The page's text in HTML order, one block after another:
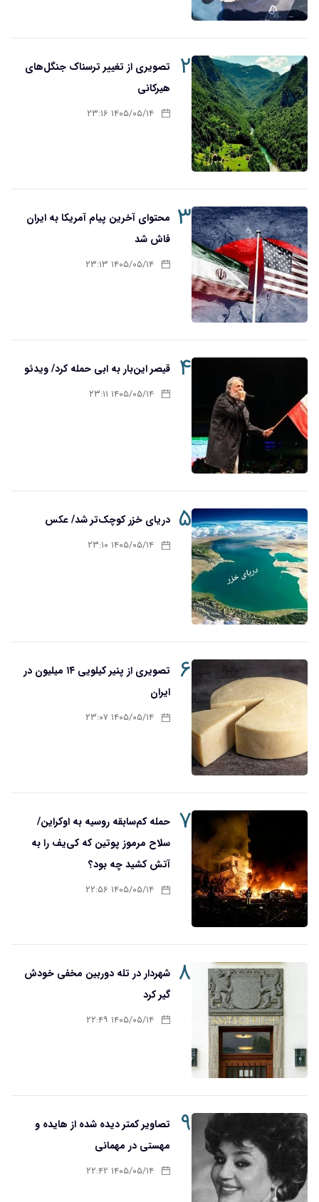
۲
تصویری از تغییر ترسناک جنگل‌های
هیرکانی
۱۴۰۵/۰۵/۱۴ ۲۳:۱۶
۳ محتوای آخرین پیام آمریکا به ایران
فاش شد
۱۴۰۵/۰۵/۱۴ ۲۳:۱۳
۴ قیصر این‌بار به ابی حمله کرد/ ویدئو
۱۴۰۵/۰۵/۱۴ ۲۳:۱۱
۵ دریای خزر کوچک‌تر شد/ عکس
۱۴۰۵/۰۵/۱۴ ۲۳:۱۰
۶
تصویری از پنیر کیلویی ۱۴ میلیون در
ایران
۱۴۰۵/۰۵/۱۴ ۲۳:۰۷
۷ حمله کم‌سابقه روسیه به اوکراین/
سلاح مرموز پوتین که کی‌یف را به
آتش کشید چه بود؟
۱۴۰۵/۰۵/۱۴ ۲۲:۵۶
۸ شهردار در تله دوربین مخفی خودش
گیر کرد
۱۴۰۵/۰۵/۱۴ ۲۲:۴۹
۹
تصاویر کمتر دیده شده از هایده و
مهستی در مهمانی
۱۴۰۵/۰۵/۱۴ ۲۲:۴۲